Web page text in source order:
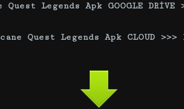
Quest Legends Apk GOOGLE
Quest Legends Apk CLOUD